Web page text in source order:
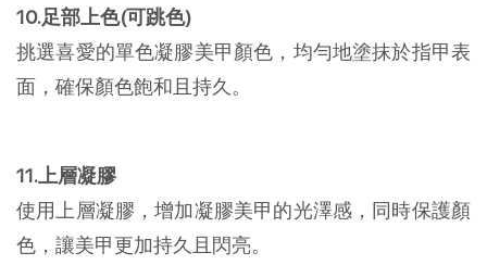
10.足部上色(可跳色)
挑選喜愛的單色凝膠美甲顏色，均勻地塗抹於指甲表
面，確保顏色飽和且持久。
11.上層凝膠
使用上層凝膠，增加凝膠美甲的光澤感，同時保護顏
色，讓美甲更加持久且閃亮。